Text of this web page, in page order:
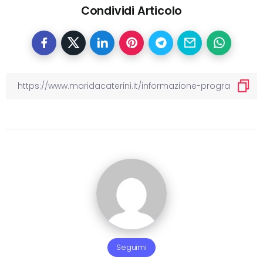
Condividi Articolo
Seguimi